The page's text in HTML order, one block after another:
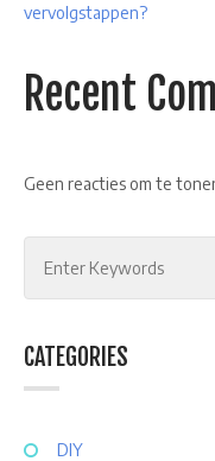
vervolgstappen?
Recent
Geen reacties om te
CATEGORIES
DIY